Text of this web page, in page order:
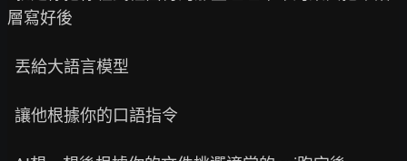
層寫好後